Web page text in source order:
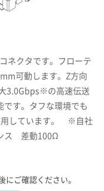
ネクタです。フローテ
可動します。Z方向
3.0Gbps※の高速伝送
す。タフな環境でも
用しています。 ※自社
ス 差動100Ω
にご確認ください。